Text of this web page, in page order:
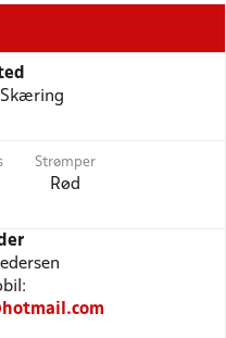
Skæring
Strømper
Rød